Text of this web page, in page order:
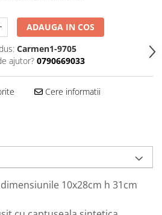
ADAUGA IN COS
Carmen1-9705
ajutor? 0790669033
Cere informatii
10x28cm h 31cm